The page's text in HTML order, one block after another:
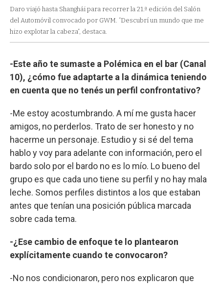
Daro viajó hasta Shanghái para recorrer la 21.ª edición del Salón
del Automóvil convocado por GWM. “Descubrí un mundo que me
hizo explotar la cabeza”, destaca.
-Este año te sumaste a Polémica en el bar (Canal
10), ¿cómo fue adaptarte a la dinámica teniendo
en cuenta que no tenés un perfil confrontativo?
-Me estoy acostumbrando. A mí me gusta hacer
amigos, no perderlos. Trato de ser honesto y no
hacerme un personaje. Estudio y si sé del tema
hablo y voy para adelante con información, pero el
bardo solo por el bardo no es lo mío. Lo bueno del
grupo es que cada uno tiene su perfil y no hay mala
leche. Somos perfiles distintos a los que estaban
antes que tenían una posición pública marcada
sobre cada tema.
-¿Ese cambio de enfoque te lo plantearon
explícitamente cuando te convocaron?
-No nos condicionaron, pero nos explicaron que